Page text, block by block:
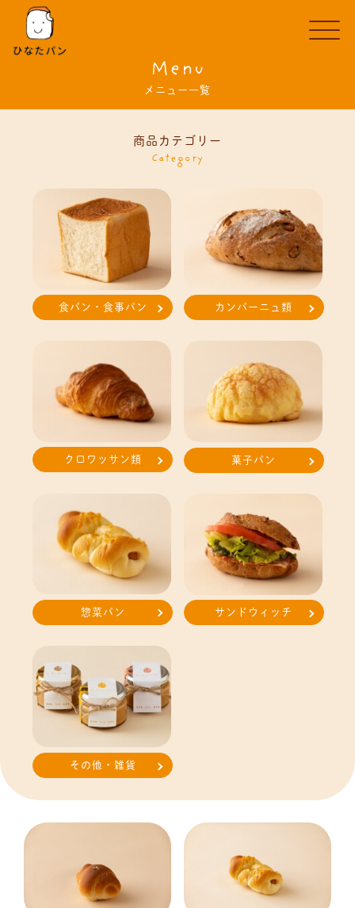
Menu
メニュー一覧
商品カテゴリー
Category
食パン・食事パン カンパーニュ類
クロワッサン類 菓子パン
惣菜パン サンドウィッチ
その他・雑貨